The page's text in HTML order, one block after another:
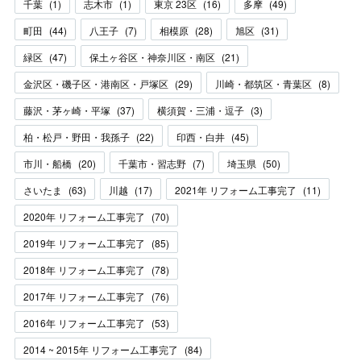
千葉 (1) 志木市 (1) 東京 23区 (16) 多摩 (49)
町田 (44) 八王子 (7) 相模原 (28) 旭区 (31)
緑区 (47) 保土ヶ谷区・神奈川区・南区 (21)
金沢区・磯子区・港南区・戸塚区 (29) 川崎・都筑区・青葉区 (8)
藤沢・茅ヶ崎・平塚 (37) 横須賀・三浦・逗子 (3)
柏・松戸・野田・我孫子 (22) 印西・白井 (45)
市川・船橋 (20) 千葉市・習志野 (7) 埼玉県 (50)
さいたま
(63) 川越 (17) 2021年 リフォーム工事完了 (11)
2020年 リフォーム工事完了
(70)
2019年 リフォーム工事完了
(85)
2018年 リフォーム工事完了
(78)
2017年 リフォーム工事完了
(76)
2016年 リフォーム工事完了
(53)
2014 ~ 2015年 リフォーム工事完了
(84)